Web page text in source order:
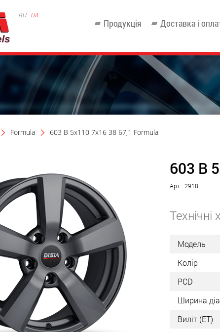
RU UA
Продукція Доставка і
Formula 603 B 5x110 7x16 38 67,1 Formula
603 B
Арт.: 2918
Модель
Колір
PCD
Ширина
Виліт (ET)